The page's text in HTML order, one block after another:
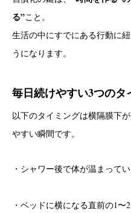
る”こと。
生活の中にすでにある行動に
うになります。
毎日続けやすい3つのタ
以下のタイミングは横隔膜下
やすい瞬間です。
・シャワー後で体が温まって
・ベッドに横になる直前の1〜